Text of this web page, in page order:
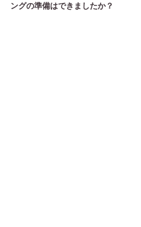
ングの準備はできましたか？